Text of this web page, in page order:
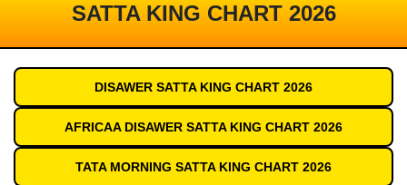
SATTA KING CHART 2026
DISAWER SATTA KING CHART 2026
AFRICAA DISAWER SATTA KING CHART 2026
TATA MORNING SATTA KING CHART 2026